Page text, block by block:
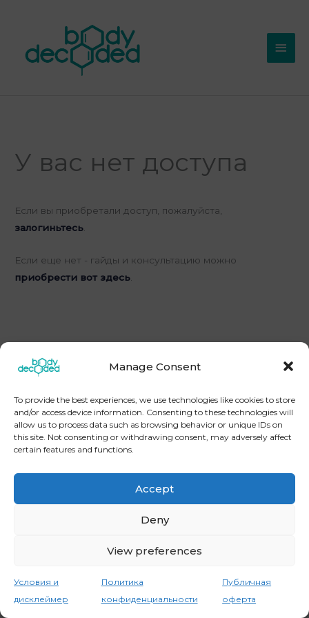
Manage Consent
To provide the best experiences, we use technologies like cookies to store
and/or access device information. Consenting to these technologies will
allow us to process data such as browsing behavior or unique IDs on
this site. Not consenting or withdrawing consent, may adversely affect
certain features and functions.
Accept
Deny
View preferences
Условия и
дисклеймер
Политика
конфиденциальности
Публичная
оферта
содержимому
У вас нет доступа
Если вы приобретали доступ, пожалуйста,
залогиньтесь
Если еще нет - гайды и консультацию можно
приобрести вот здесь
[instagram-feed] Copyright © 2026
Политика конфиденциальности
Публичная оферта
Условия и дисклеймер